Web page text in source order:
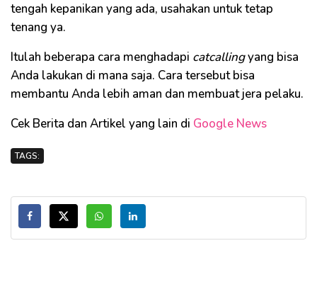
tengah kepanikan yang ada, usahakan untuk tetap
tenang ya.
Itulah beberapa cara menghadapi catcallingyang bisa
Anda lakukan di mana saja. Cara tersebut bisa
membantu Anda lebih aman dan membuat jera pelaku.
Cek Berita dan Artikel yang lain di Google News
TAGS: